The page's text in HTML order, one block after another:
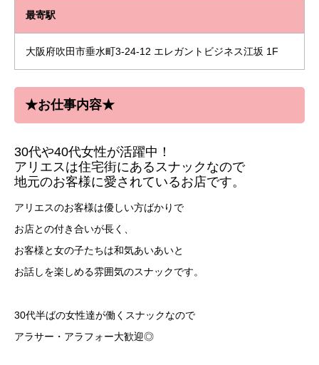
最寄駅
大阪府吹田市垂水町3-24-12 エレガントビジネス江坂 1F
★お仕事内容★
30代や40代女性が活躍中！
アリエスは住宅街にあるスナックなので
地元のお客様に愛されているお店です。
アリエスのお客様は優しい方ばかりで
お店との付き合いが長く、
お客様と女の子たちは和気あいあいと
お話しを楽しめる雰囲気のスナックです。
30代半ばの女性達が働くスナックなので
アラサー・アラフォー大歓迎◎